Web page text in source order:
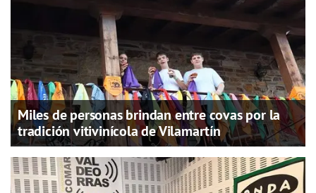
Miles de personas brindan entre covas por la
tradición vitivinícola de Vilamartín